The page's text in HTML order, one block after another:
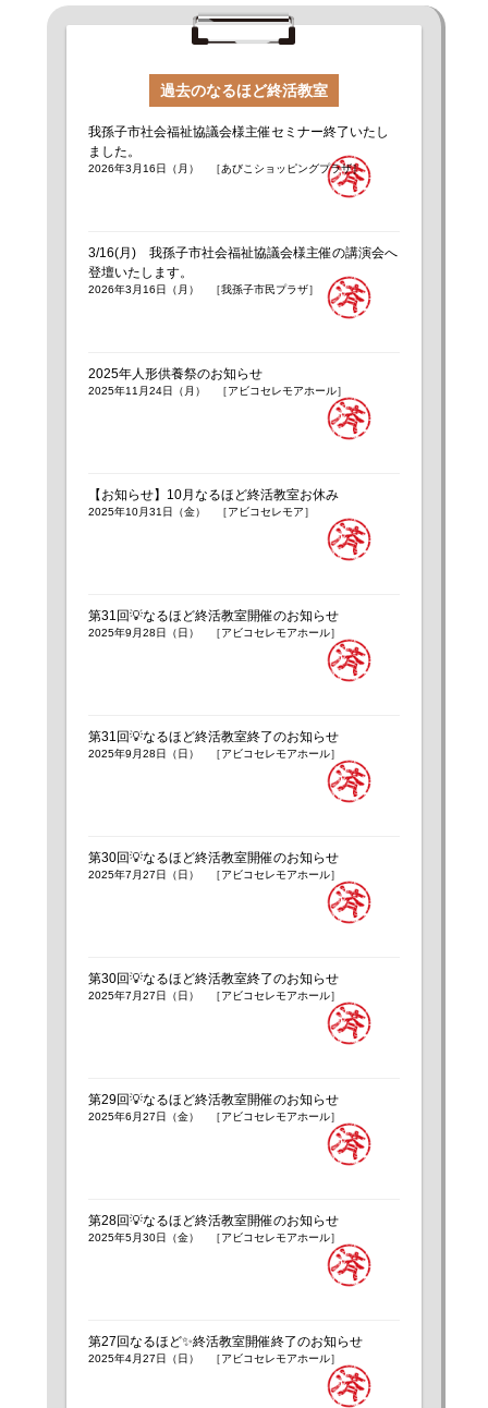
過去のなるほど終活教室
我孫子市社会福祉協議会様主催セミナー終了いたし
ました。
2026年3月16日（月） ［あびこショッピングプラザ］
3/16(月) 我孫子市社会福祉協議会様主催の講演会へ
登壇いたします。
2026年3月16日（月） ［我孫子市民プラザ］
2025年人形供養祭のお知らせ
2025年11月24日（月） ［アビコセレモアホール］
【お知らせ】10月なるほど終活教室お休み
2025年10月31日（金） ［アビコセレモア］
第31回💡なるほど終活教室開催のお知らせ
2025年9月28日（日） ［アビコセレモアホール］
第31回💡なるほど終活教室終了のお知らせ
2025年9月28日（日） ［アビコセレモアホール］
第30回💡なるほど終活教室開催のお知らせ
2025年7月27日（日） ［アビコセレモアホール］
第30回💡なるほど終活教室終了のお知らせ
2025年7月27日（日） ［アビコセレモアホール］
第29回💡なるほど終活教室開催のお知らせ
2025年6月27日（金） ［アビコセレモアホール］
第28回💡なるほど終活教室開催のお知らせ
2025年5月30日（金） ［アビコセレモアホール］
第27回なるほど✨終活教室開催終了のお知らせ
2025年4月27日（日） ［アビコセレモアホール］